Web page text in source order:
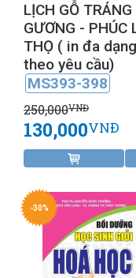
LỊCH GỖ TRÁNG
GƯƠNG - PHÚC
THỌ ( in đa dạng
theo yêu cầu)
MS393-398
250,000VNĐ
130,000VNĐ
-30%